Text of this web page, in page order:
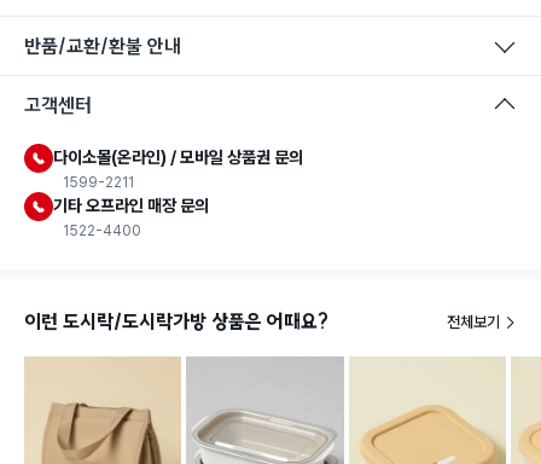
반품/교환/환불 안내
고객센터
다이소몰(온라인) / 모바일 상품권 문의
1599-2211
기타 오프라인 매장 문의
1522-4400
이런 도시락/도시락가방 상품은 어때요? 전체보기